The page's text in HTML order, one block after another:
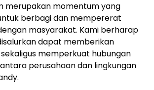
merupakan momentum yang
berbagi dan mempererat
masyarakat. Kami berharap
dapat memberikan
memperkuat hubungan
perusahaan dan lingkungan